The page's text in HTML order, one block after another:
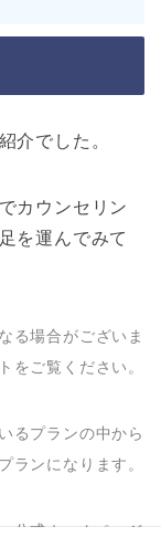
介でした。
カウンセリン
を運んでみて
る場合がございま
をご覧ください。
るプランの中から
ランになります。
公式ホームページ